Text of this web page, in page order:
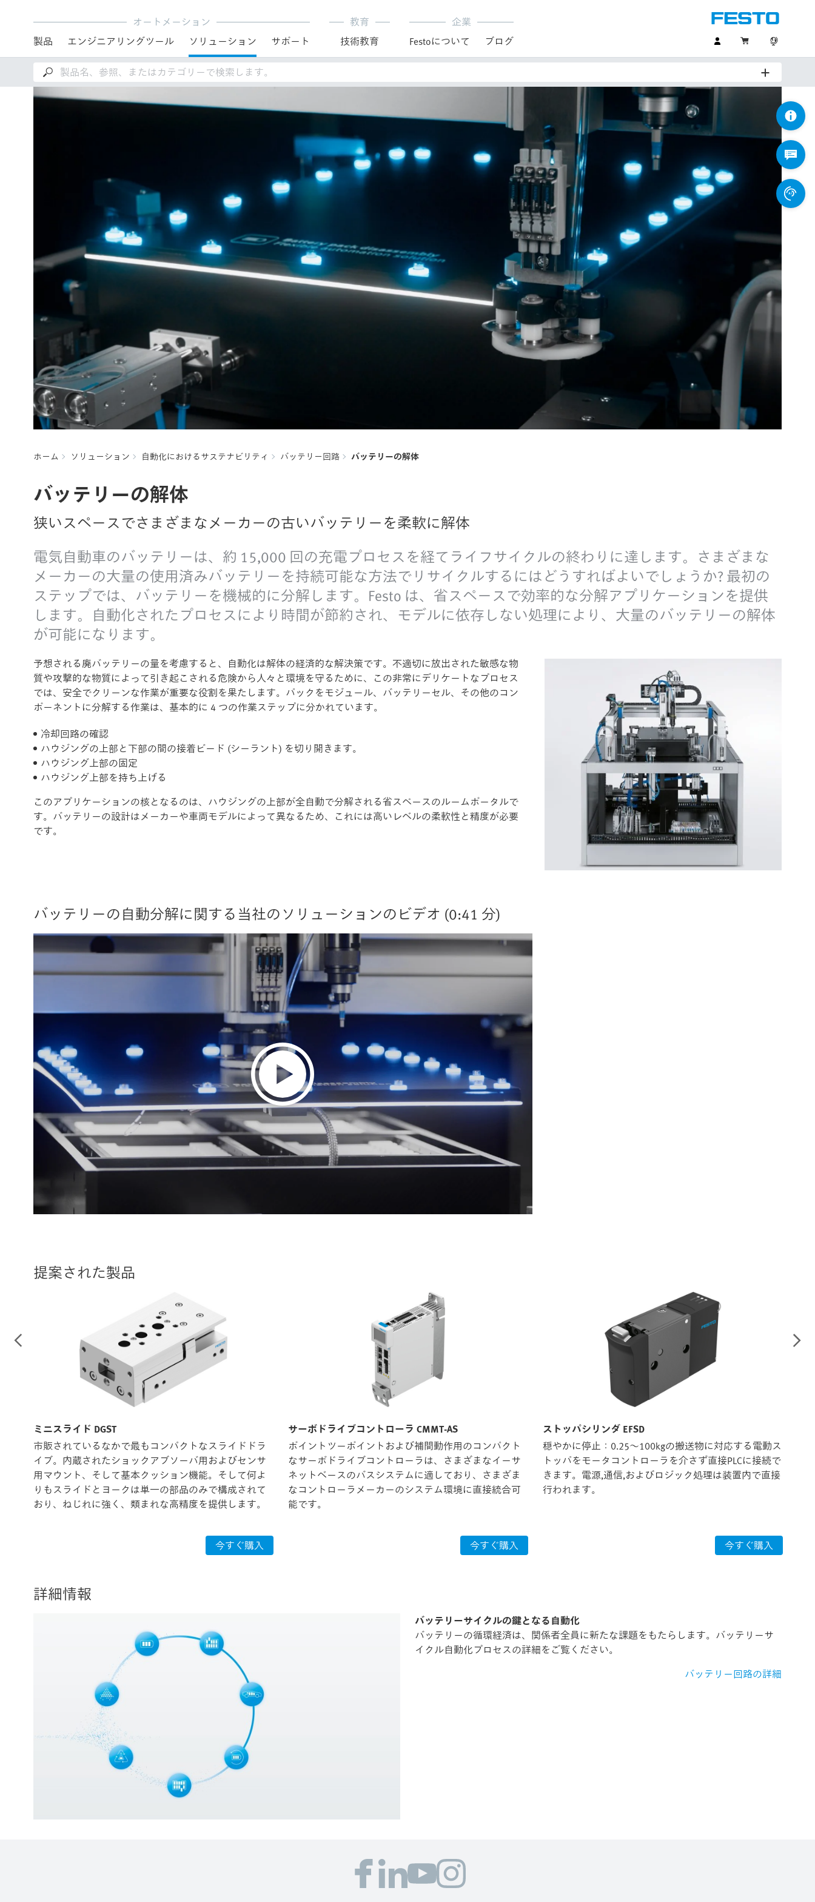
オートメーション
製品
エンジニアリングツール ソリューション サポート
教育
技術教育
企業
Festoについて
ブログ
ホーム ソリューション 自動化におけるサステナビリティ バッテリー回路 バッテリーの解体
バッテリーの解体
狭いスペースでさまざまなメーカーの古いバッテリーを柔軟に解体
電気自動車のバッテリーは、約 15,000 回の充電プロセスを経てライフサイクルの終わりに達します。さまざまな
メーカーの大量の使用済みバッテリーを持続可能な方法でリサイクルするにはどうすればよいでしょうか? 最初の
ステップでは、バッテリーを機械的に分解します。Festo は、省スペースで効率的な分解アプリケーションを提供
します。自動化されたプロセスにより時間が節約され、モデルに依存しない処理により、大量のバッテリーの解体
が可能になります。
予想される廃バッテリーの量を考慮すると、自動化は解体の経済的な解決策です。不適切に放出された敏感な物
質や攻撃的な物質によって引き起こされる危険から人々と環境を守るために、この非常にデリケートなプロセス
では、安全でクリーンな作業が重要な役割を果たします。パックをモジュール、バッテリーセル、その他のコン
ポーネントに分解する作業は、基本的に 4 つの作業ステップに分かれています。
冷却回路の確認
ハウジングの上部と下部の間の接着ビード (シーラント) を切り開きます。
ハウジング上部の固定
ハウジング上部を持ち上げる
このアプリケーションの核となるのは、ハウジングの上部が全自動で分解される省スペースのルームポータルで
す。バッテリーの設計はメーカーや車両モデルによって異なるため、これには高いレベルの柔軟性と精度が必要
です。
バッテリーの自動分解に関する当社のソリューションのビデオ (0:41 分)
提案された製品
ミニスライド DGST
市販されているなかで最もコンパクトなスライドドラ
イブ。内蔵されたショックアブソーバ用およびセンサ
用マウント、そして基本クッション機能。そして何よ
りもスライドとヨークは単一の部品のみで構成されて
おり、ねじれに強く、類まれな高精度を提供します。
今すぐ購入
サーボドライブコントローラ CMMT-AS
ポイントツーポイントおよび補間動作用のコンパクト
なサーボドライブコントローラは、さまざまなイーサ
ネットベースのバスシステムに適しており、さまざま
なコントローラメーカーのシステム環境に直接統合可
能です。
今すぐ購入
ストッパシリンダ EFSD
穏やかに停止：0.25〜100kgの搬送物に対応する電動ス
トッパをモータコントローラを介さず直接PLCに接続で
きます。電源,通信,およびロジック処理は装置内で直接
行われます。
今すぐ購入
詳細情報
バッテリーサイクルの鍵となる自動化
バッテリーの循環経済は、関係者全員に新たな課題をもたらします。バッテリーサ
イクル自動化プロセスの詳細をご覧ください。
バッテリー回路の詳細